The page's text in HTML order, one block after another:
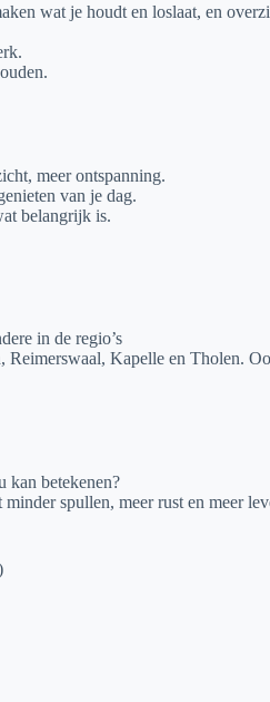
wat je houdt en loslaat, en
meer ontspanning.
van je dag.
belangrijk is.
in de regio’s
Kapelle en Tholen.
betekenen?
spullen, meer rust en meer